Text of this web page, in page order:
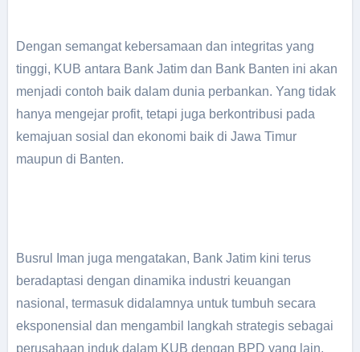
Dengan semangat kebersamaan dan integritas yang
tinggi, KUB antara Bank Jatim dan Bank Banten ini akan
menjadi contoh baik dalam dunia perbankan. Yang tidak
hanya mengejar profit, tetapi juga berkontribusi pada
kemajuan sosial dan ekonomi baik di Jawa Timur
maupun di Banten.
Busrul Iman juga mengatakan, Bank Jatim kini terus
beradaptasi dengan dinamika industri keuangan
nasional, termasuk didalamnya untuk tumbuh secara
eksponensial dan mengambil langkah strategis sebagai
perusahaan induk dalam KUB dengan BPD yang lain,